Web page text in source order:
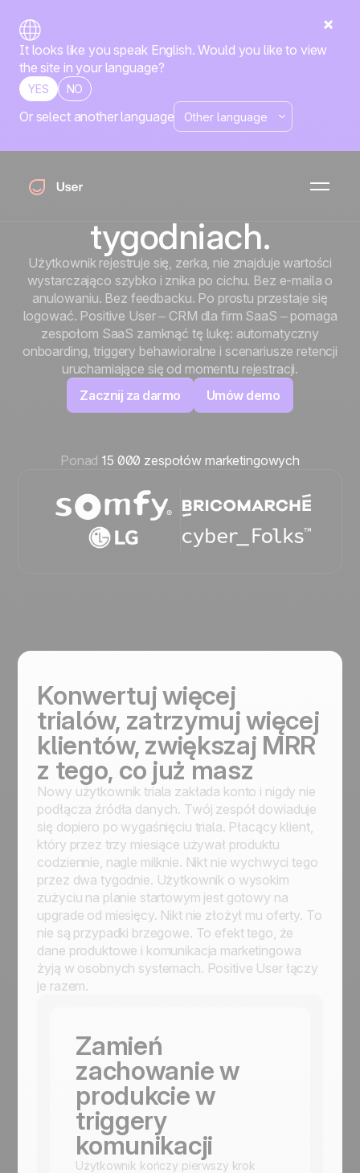
It looks like you speak English. Would you like to view
the site in your language?
YES NO
Or select another language
Większość churnu
SaaS rozstrzyga się
w pierwszych dwóch
tygodniach.
Użytkownik rejestruje się, zerka, nie znajduje wartości
wystarczająco szybko i znika po cichu. Bez e-maila o
anulowaniu. Bez feedbacku. Po prostu przestaje się
logować. Positive User – CRM dla firm SaaS – pomaga
zespołom SaaS zamknąć tę lukę: automatyczny
onboarding, triggery behawioralne i scenariusze retencji
uruchamiające się od momentu rejestracji.
Zacznij za darmo
Umów demo
Ponad 15 000 zespołów marketingowych
Konwertuj więcej
trialów, zatrzymuj więcej
klientów, zwiększaj MRR
z tego, co już masz
Nowy użytkownik triala zakłada konto i nigdy nie
podłącza źródła danych. Twój zespół dowiaduje
się dopiero po wygaśnięciu triala. Płacący klient,
który przez trzy miesiące używał produktu
codziennie, nagle milknie. Nikt nie wychwyci tego
przez dwa tygodnie. Użytkownik o wysokim
zużyciu na planie startowym jest gotowy na
upgrade od miesięcy. Nikt nie złożył mu oferty. To
nie są przypadki brzegowe. To efekt tego, że
dane produktowe i komunikacja marketingowa
żyją w osobnych systemach. Positive User łączy
je razem.
Zamień
zachowanie w
produkcie w
triggery
komunikacji
Użytkownik kończy pierwszy krok